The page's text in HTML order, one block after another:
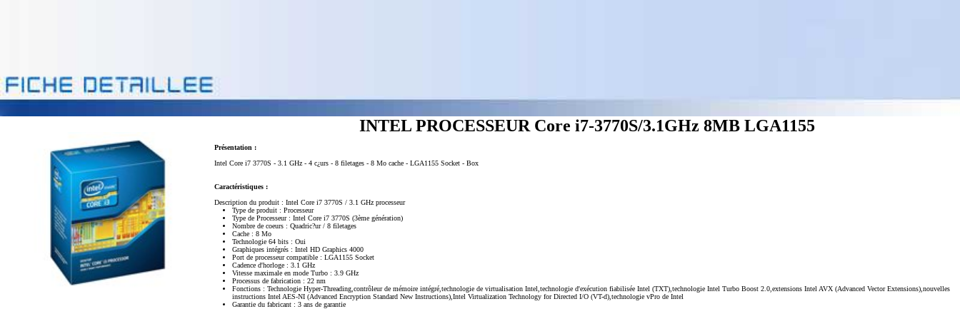
INTEL PROCESSEUR Core i7-3770S/3.1GHz 8MB LGA1155
Présentation :
Intel Core i7 3770S - 3.1 GHz - 4 c¿urs - 8 filetages - 8 Mo cache - LGA1155 Socket - Box
Caractéristiques :
Description du produit : Intel Core i7 3770S / 3.1 GHz processeur
Type de produit : Processeur
Type de Processeur : Intel Core i7 3770S (3ème génération)
Nombre de coeurs : Quadric?ur / 8 filetages
Cache : 8 Mo
Technologie 64 bits : Oui
Graphiques intégrés : Intel HD Graphics 4000
Port de processeur compatible : LGA1155 Socket
Cadence d'horloge : 3.1 GHz
Vitesse maximale en mode Turbo : 3.9 GHz
Processus de fabrication : 22 nm
Fonctions : Technologie Hyper-Threading,contrôleur de mémoire intégré,technologie de virtualisation Intel,technologie d'exécution fiabilisée Intel (TXT),technologie Intel Turbo Boost 2.0,extensions Intel AVX (Advanced Vector Extensions),nouvelles
instructions Intel AES-NI (Advanced Encryption Standard New Instructions),Intel Virtualization Technology for Directed I/O (VT-d),technologie vPro de Intel
Garantie du fabricant : 3 ans de garantie